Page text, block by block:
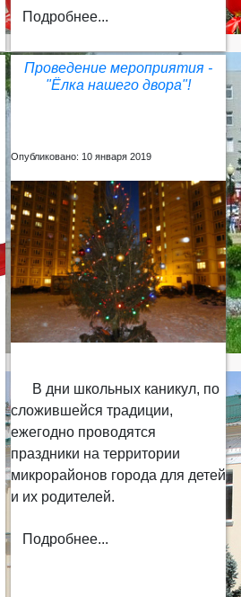
Подробнее...
Проведение мероприятия -
"Ёлка нашего двора"!
Опубликовано: 10 января 2019
В дни школьных каникул, по
сложившейся традиции,
ежегодно проводятся
праздники на территории
микрорайонов города для детей
и их родителей.
Подробнее...